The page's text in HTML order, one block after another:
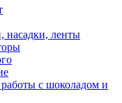
насадки, ленты
с шоколадом и